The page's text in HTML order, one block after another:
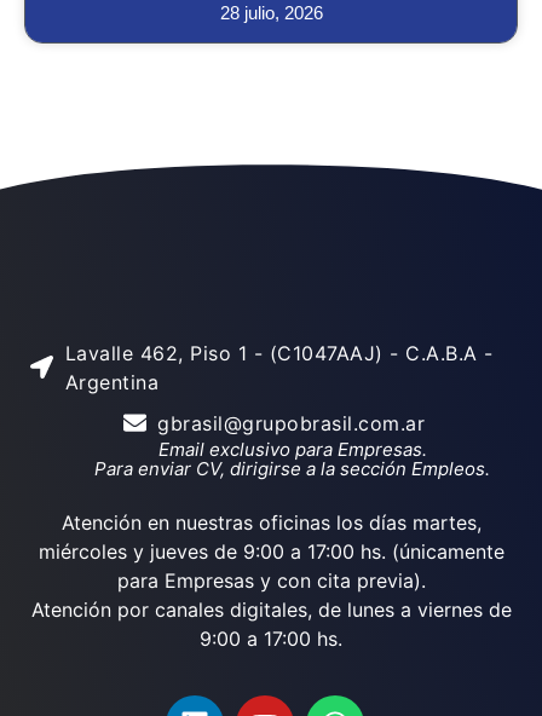
28 julio, 2026
Lavalle 462, Piso 1 - (C1047AAJ) - C.A.B.A -
Argentina
gbrasil@grupobrasil.com.ar
Email exclusivo para Empresas.
Para enviar CV, dirigirse a la sección Empleos.
Atención en nuestras oficinas los días martes,
miércoles y jueves de 9:00 a 17:00 hs. (únicamente
para Empresas y con cita previa).
Atención por canales digitales, de lunes a viernes de
9:00 a 17:00 hs.